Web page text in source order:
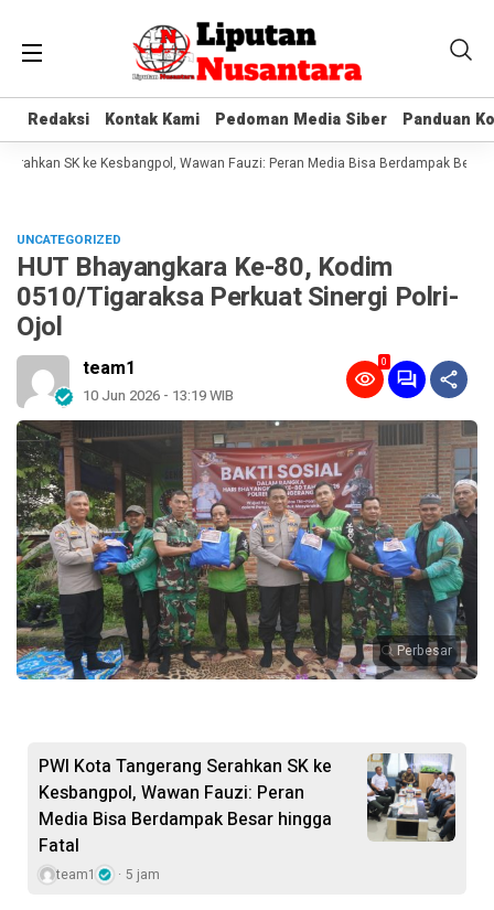
Redaksi Kontak Kami Pedoman Media Siber Panduan
Redaksi Kontak Kami Pedoman Media Siber Panduan
SK ke Kesbangpol, Wawan Fauzi: Peran Media Bisa Berdampak Besar
UNCATEGORIZED
HUT Bhayangkara Ke-80, Kodim
0510/Tigaraksa Perkuat Sinergi Polri-
Ojol
team1
10 Jun 2026 - 13:19 WIB
0
Perbesar
PWI Kota Tangerang Serahkan SK ke
Kesbangpol, Wawan Fauzi: Peran
Media Bisa Berdampak Besar hingga
Fatal
team1 5 jam